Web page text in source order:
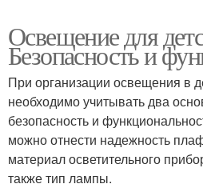
Освещение для
Безопасность и
При организации освещения в
необходимо учитывать два
безопасность и
можно отнести надежность
материал осветительного
также тип лампы.